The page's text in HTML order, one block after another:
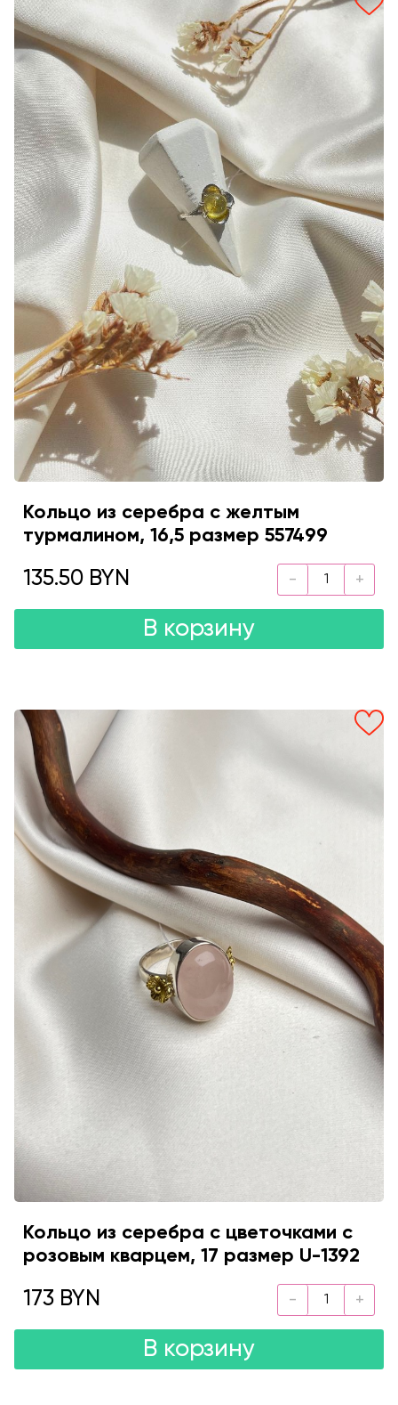
Кольцо из серебра с желтым
турмалином, 16,5 размер 557499
135.50 BYN
В корзину
Кольцо из серебра с цветочками с
розовым кварцем, 17 размер U-1392
173 BYN
В корзину